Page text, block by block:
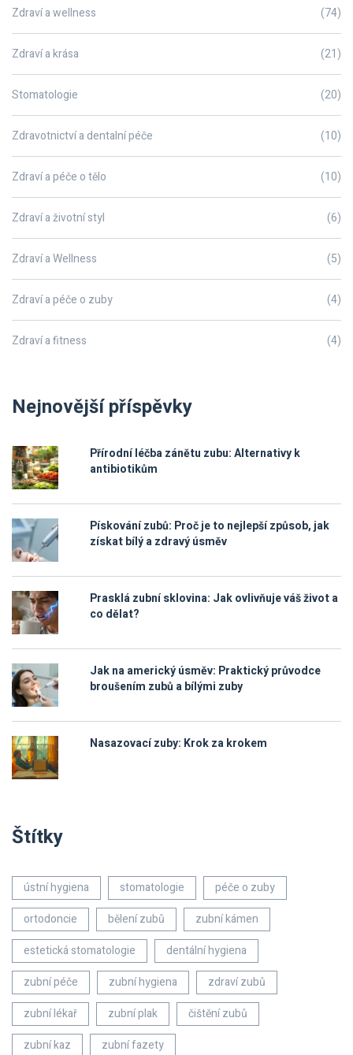
Zdraví a wellness (74)
Zdraví a krása (21)
Stomatologie (20)
Zdravotnictví a dentalní péče (10)
Zdraví a péče o tělo (10)
Zdraví a životní styl (6)
Zdraví a Wellness (5)
Zdraví a péče o zuby (4)
Zdraví a fitness (4)
Nejnovější příspěvky
Přírodní léčba zánětu zubu: Alternativy k
antibiotikům
Pískování zubů: Proč je to nejlepší způsob, jak
získat bílý a zdravý úsměv
Prasklá zubní sklovina: Jak ovlivňuje váš život a
co dělat?
Jak na americký úsměv: Praktický průvodce
broušením zubů a bílými zuby
Nasazovací zuby: Krok za krokem
Štítky
ústní hygiena stomatologie
péče o zuby
ortodoncie
bělení zubů
zubní kámen
estetická stomatologie
dentální hygiena
zubní péče
zubní hygiena
zdraví zubů
zubní lékař
zubní plak
čištění zubů
zubní kaz
zubní fazety